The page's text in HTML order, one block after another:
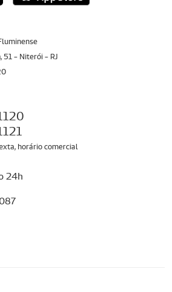
51 - Niterói - RJ
horário comercial
24h